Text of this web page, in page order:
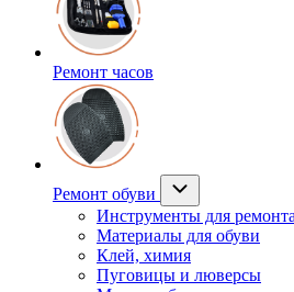
Ремонт часов
Ремонт обуви
Инструменты для
Материалы для обуви
Клей, химия
Пуговицы и люверсы